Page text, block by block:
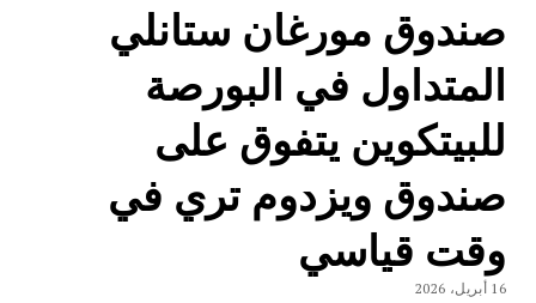
صندوق مورغان ستانلي
المتداول في البورصة
للبيتكوين يتفوق على
صندوق ويزدوم تري في
وقت قياسي
16 أبريل، 2026